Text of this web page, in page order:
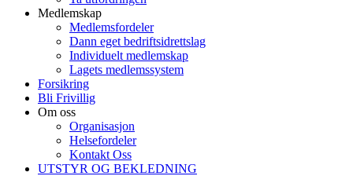
Medlemskap
Medlemsfordeler
Dann eget bedriftsidrettslag
Individuelt medlemskap
Lagets medlemssystem
Forsikring
Bli Frivillig
Om oss
Organisasjon
Helsefordeler
Kontakt Oss
UTSTYR OG BEKLEDNING